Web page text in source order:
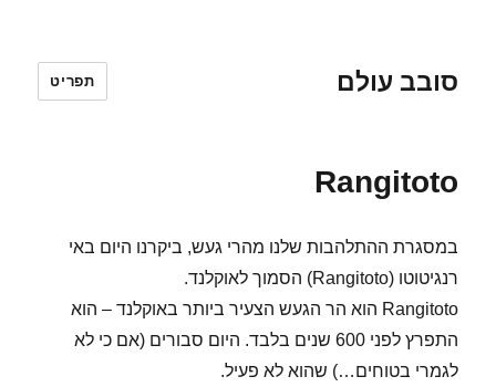
סובב עולם תפריט
Rangitoto
במסגרת ההתלהבות שלנו מהרי געש, ביקרנו היום באי
רנגיטוטו (Rangitoto) הסמוך לאוקלנד.
Rangitoto הוא הר הגעש הצעיר ביותר באוקלנד – הוא
התפרץ לפני 600 שנים בלבד. היום סבורים (אם כי לא
לגמרי בטוחים…) שהוא לא פעיל.